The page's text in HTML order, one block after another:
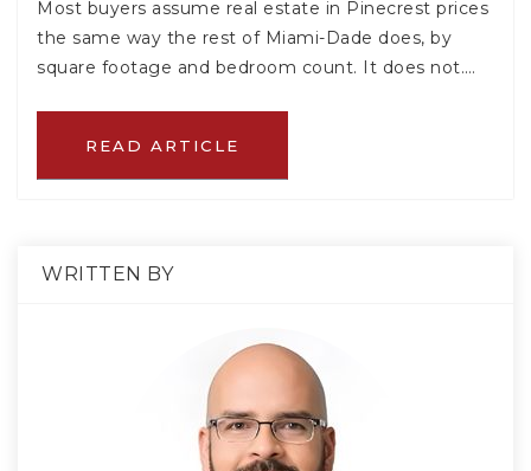
Most buyers assume real estate in Pinecrest prices
the same way the rest of Miami-Dade does, by
square footage and bedroom count. It does not.…
READ ARTICLE
WRITTEN BY